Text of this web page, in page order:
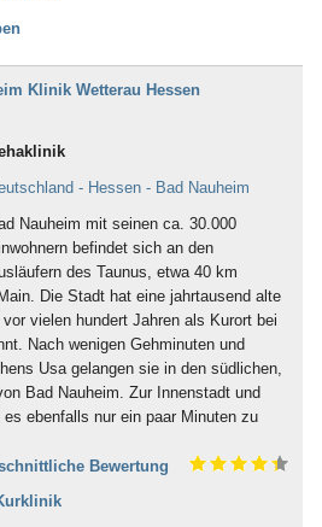
Klinik Wetterau Hessen
- Hessen - Bad Nauheim
Nauheim mit seinen ca. 30.000
befindet sich an den
des Taunus, etwa 40 km
Die Stadt hat eine jahrtausend alte
vielen hundert Jahren als Kurort bei
Nach wenigen Gehminuten und
Usa gelangen sie in den südlichen,
Bad Nauheim. Zur Innenstadt und
ebenfalls nur ein paar Minuten zu
Bewertung